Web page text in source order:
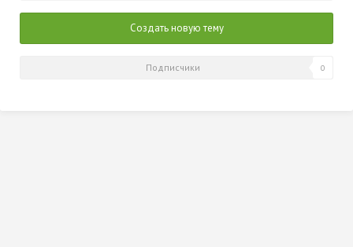
Создать новую тему
Подписчики 0